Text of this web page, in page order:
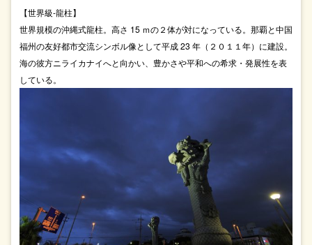
【世界級-龍柱】
世界規模の沖縄式龍柱。高さ 15 ｍの２体が対になっている。那覇と中国
福州の友好都市交流シンボル像として平成 23 年（２０１１年）に建設。
海の彼方ニライカナイへと向かい、豊かさや平和への希求・発展性を表
している。